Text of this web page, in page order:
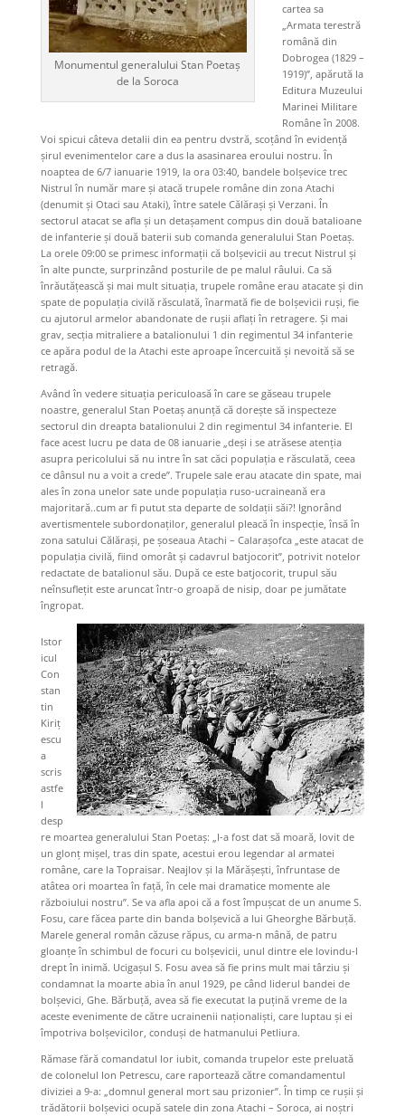
Monumentul generalului Stan Poetaș
de la Soroca
cartea sa
„Armata terestră
română din
Dobrogea (1829 –
1919)”, apărută la
Editura Muzeului
Marinei Militare
Române în 2008.
Voi spicui câteva detalii din ea pentru dvstră, scoțând în evidență
șirul evenimentelor care a dus la asasinarea eroului nostru. În
noaptea de 6/7 ianuarie 1919, la ora 03:40, bandele bolșevice trec
Nistrul în număr mare şi atacă trupele române din zona Atachi
(denumit și Otaci sau Ataki), între satele Călărași și Verzani. În
sectorul atacat se afla și un detașament compus din două batalioane
de infanterie și două baterii sub comanda generalului Stan Poetaș.
La orele 09:00 se primesc informații că bolșevicii au trecut Nistrul și
în alte puncte, surprinzând posturile de pe malul râului. Ca să
înrăutățească și mai mult situația, trupele române erau atacate și din
spate de populația civilă răsculată, înarmată fie de bolșevicii ruși, fie
cu ajutorul armelor abandonate de rușii aflați în retragere. Și mai
grav, secția mitraliere a batalionului 1 din regimentul 34 infanterie
ce apăra podul de la Atachi este aproape încercuită și nevoită să se
retragă.
Având în vedere situația periculoasă în care se găseau trupele
noastre, generalul Stan Poetaș anunță că dorește să inspecteze
sectorul din dreapta batalionului 2 din regimentul 34 infanterie. El
face acest lucru pe data de 08 ianuarie „deși i se atrăsese atenția
asupra pericolului să nu intre în sat căci populația e răsculată, ceea
ce dânsul nu a voit a crede”. Trupele sale erau atacate din spate, mai
ales în zona unelor sate unde populația ruso-ucraineană era
majoritară..cum ar fi putut sta departe de soldații săi?! Ignorând
avertismentele subordonaților, generalul pleacă în inspecție, însă în
zona satului Călărași, pe şoseaua Atachi – Calarașofca „este atacat de
populația civilă, fiind omorât și cadavrul batjocorit”, potrivit notelor
redactate de batalionul său. După ce este batjocorit, trupul său
neînsuflețit este aruncat într-o groapă de nisip, doar pe jumătate
îngropat.
Istor
icul
Con
stan
tin
Kiriţ
escu
a
scris
astfe
l
desp
re moartea generalului Stan Poetaș: „I-a fost dat să moară, lovit de
un glonț mișel, tras din spate, acestui erou legendar al armatei
române, care la Topraisar. Neajlov și la Mărășești, înfruntase de
atâtea ori moartea în față, în cele mai dramatice momente ale
războiului nostru”. Se va afla apoi că a fost împușcat de un anume S.
Fosu, care făcea parte din banda bolșevică a lui Gheorghe Bărbuță.
Marele general român căzuse răpus, cu arma-n mână, de patru
gloanțe în schimbul de focuri cu bolșevicii, unul dintre ele lovindu-l
drept în inimă. Ucigașul S. Fosu avea să fie prins mult mai târziu și
condamnat la moarte abia în anul 1929, pe când liderul bandei de
bolșevici, Ghe. Bărbuță, avea să fie executat la puțină vreme de la
aceste evenimente de către ucrainenii naționaliști, care luptau și ei
împotriva bolșevicilor, conduși de hatmanului Petliura.
Rămase fără comandatul lor iubit, comanda trupelor este preluată
de colonelul Ion Petrescu, care raportează către comandamentul
diviziei a 9-a: „domnul general mort sau prizonier”. În timp ce rușii și
trădătorii bolșevici ocupă satele din zona Atachi – Soroca, ai noștri